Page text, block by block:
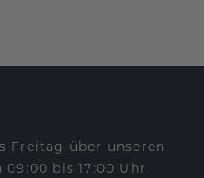
Freitag über unseren
bis 17:00 Uhr